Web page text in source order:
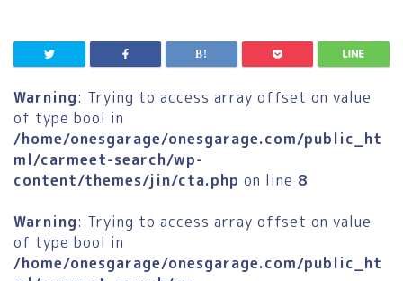
Warning: Trying to access array offset on value
of type bool in
/home/onesgarage/onesgarage.com/public_ht
ml/carmeet-search/wp-
content/themes/jin/cta.php on line 8
Warning: Trying to access array offset on value
of type bool in
/home/onesgarage/onesgarage.com/public_ht